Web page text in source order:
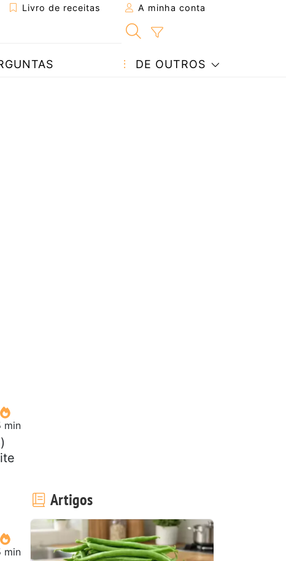
Livro de receitas A minha conta
DE OUTROS
min
min
Artigos